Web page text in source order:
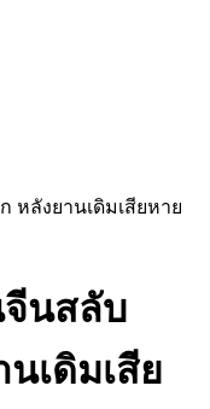
หลังยานเดิมเสียหาย
นสลับ
เดิมเสีย